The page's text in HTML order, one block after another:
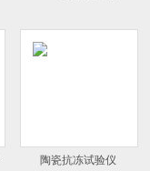
陶瓷抗冻试验仪